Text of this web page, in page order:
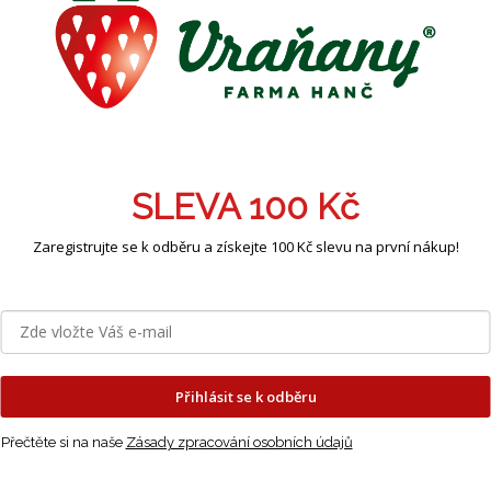
popis produktu
jednoletá bylina je oblíbená především pro svá
Vysévá se brzy na jaře, od března do dubna, a
chráněných stanovištích. Upřednostňuje lehčí
růst.
SLEVA 100 Kč
Zaregistrujte se k odběru a získejte 100 Kč slevu na první nákup!
Přihlásit se k odběru
Přečtěte si na naše Zásady zpracování osobních údajů